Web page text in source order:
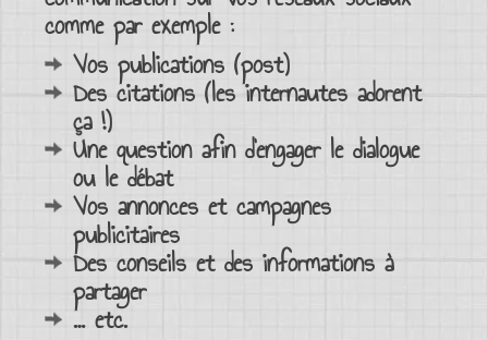
comme par exemple :
Vospublications (post)
Descitations (les internautes adorent
ça !)
Unequestionafin d’engager le dialogue
ou le débat
Vosannonces etcampagnes
publicitaires
Desconseils et desinformations à
partager
… etc.